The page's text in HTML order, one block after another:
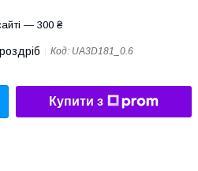
— 300 ₴
Код: UA3D181_0.6
Купити з